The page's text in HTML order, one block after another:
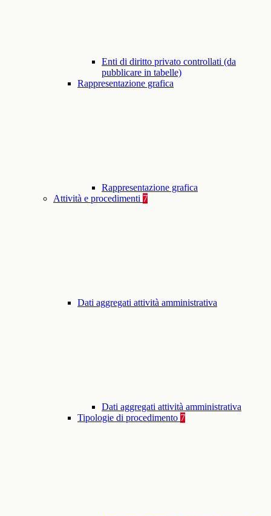
Enti di diritto privato controllati (da
pubblicare in tabelle)
Rappresentazione grafica
Rappresentazione grafica
Attività e procedimenti 7
Dati aggregati attività amministrativa
Dati aggregati attività amministrativa
Tipologie di procedimento 7